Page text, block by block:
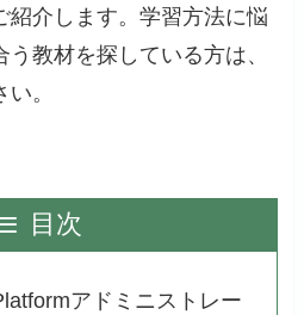
紹介します。学習方法に悩
教材を探している方は、
。
目次
アドミニストレー